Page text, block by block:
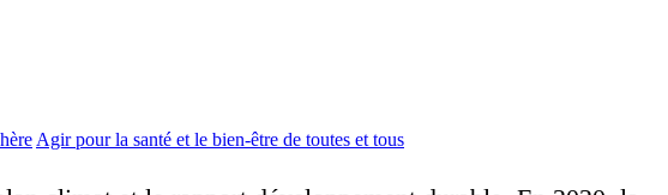
Agir pour la santé et le bien-être de toutes et tous